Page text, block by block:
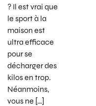
? Il est vrai que
le sport à la
maison est
ultra efficace
pour se
décharger des
kilos en trop.
Néanmoins,
vous ne […]